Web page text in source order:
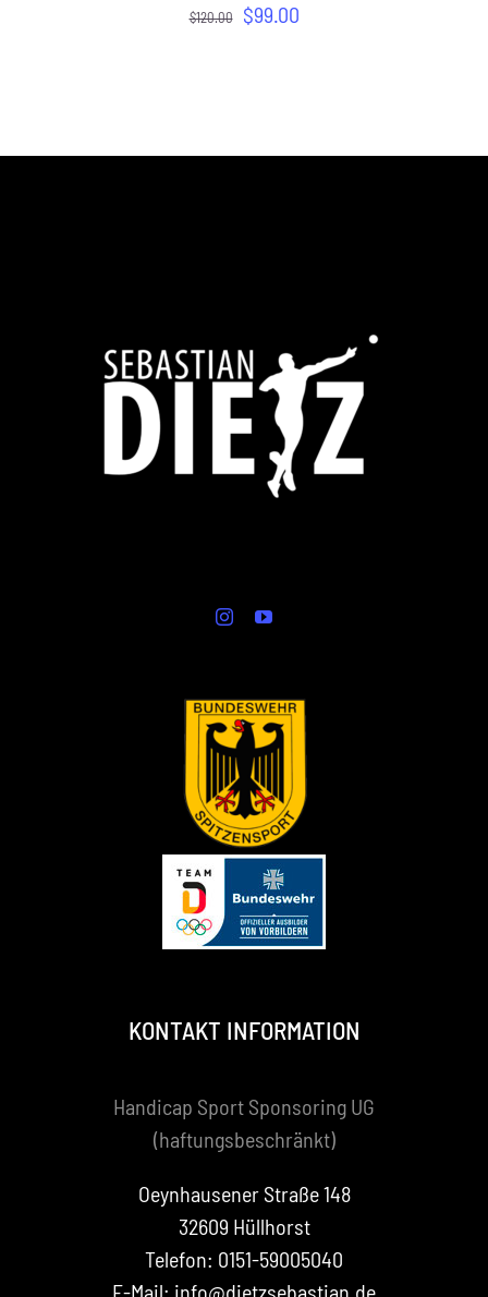
$120.00 $99.00
KONTAKT INFORMATION
Handicap Sport Sponsoring UG
(haftungsbeschränkt)
Oeynhausener Straße 148
32609 Hüllhorst
Telefon: 0151-59005040